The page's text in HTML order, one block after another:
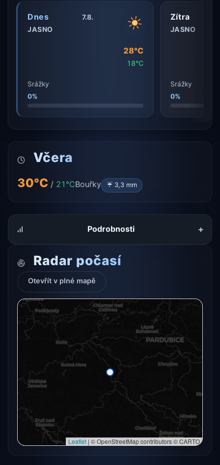
Dnes
7.8.
JASNO
28°C
18°C
Srážky
0%
Zítra
JASNO
Srážky
0%
Včera
30°C / 21°CBouřky ☔ 3,3 mm
Podrobnosti +
Radar počasí
Otevřít v plné mapě
Radarový snímek momentálně není dostupný.
Otevřít v plné mapě
Otevřít v plné mapě →
Leaflet | © OpenStreetMap contributors © CARTO